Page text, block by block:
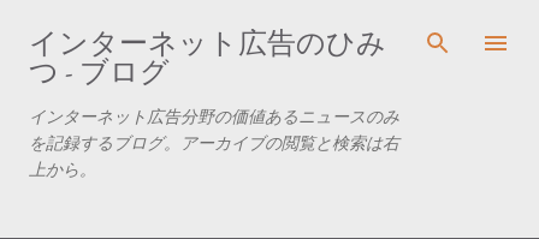
スキップしてメイン コンテンツに移動
インターネット広告のひみ
つ - ブログ
インターネット広告分野の価値あるニュースのみ
を記録するブログ。アーカイブの閲覧と検索は右
上から。